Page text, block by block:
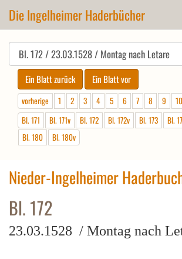
Die Ingelheimer Haderbücher
vorherige 1 2 3 4 5 6 7 8 9 10
Bl. 171
Bl. 171v Bl. 172 Bl. 172v Bl. 173 Bl.
Bl. 180
Bl. 180v
Nieder-Ingelheimer
Bl. 172
23.03.1528 / Montag nach